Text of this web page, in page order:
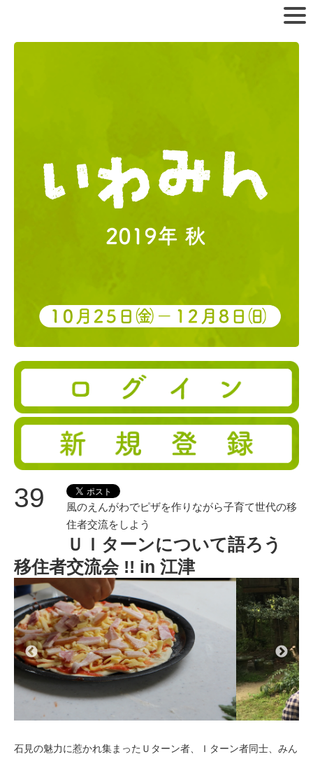
39
風のえんがわでピザを作りながら子育て世代の移
住者交流をしよう
ＵＩターンについて語ろう
移住者交流会 !! in 江津
石見の魅力に惹かれ集まったＵターン者、Ｉターン者同士、みん